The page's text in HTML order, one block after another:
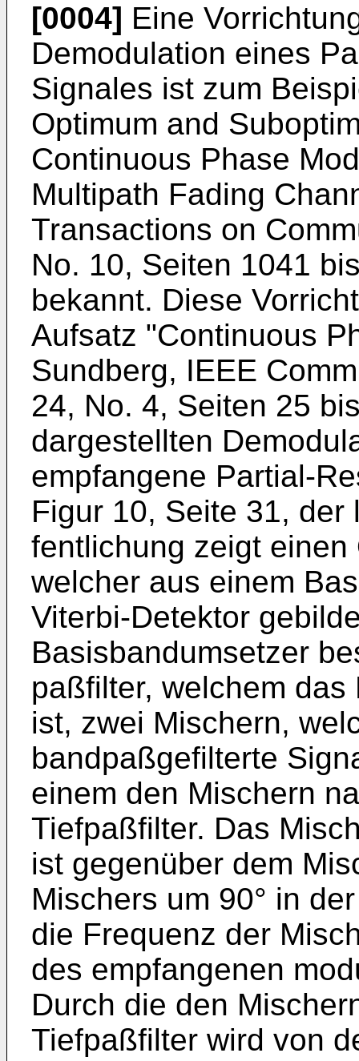
[0004] Eine
Demodulation eines
Signales ist zum
Optimum and
Continuous Phase
Multipath Fading
Transactions on
No. 10, Seiten 1041
bekannt. Diese
Aufsatz "Continuous
Sundberg, IEEE
24, No. 4, Seiten 25
dargestellten
empfangene Partial-
Figur 10, Seite 31,
fentlichung zeigt
welcher aus einem
Viterbi-Detektor
Basisbandumsetzer
paßfilter, welchem
ist, zwei Mischern,
bandpaßgefilterte
einem den Mischern
Tiefpaßfilter. Das
ist gegenüber dem
Mischers um 90° in
die Frequenz der
des empfangenen
Durch die den
Tiefpaßfilter wird von